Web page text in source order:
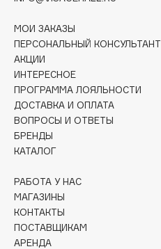
Dessange
Dior
Divage
Dolce & Gabbana
Dolomit
Dorco
DP Daily Perfection
Dr.Althea
Dr.Ceuracle
Dr.Jart+
DSD de Luxe
МОИ ЗАКАЗЫ
ПЕРСОНАЛЬНЫЙ КОНСУЛЬТАНТ
АКЦИИ
ИНТЕРЕСНОЕ
ПРОГРАММА ЛОЯЛЬНОСТИ
ДОСТАВКА И ОПЛАТА
ВОПРОСЫ И ОТВЕТЫ
БРЕНДЫ
КАТАЛОГ
РАБОТА У НАС
МАГАЗИНЫ
КОНТАКТЫ
ПОСТАВЩИКАМ
АРЕНДА